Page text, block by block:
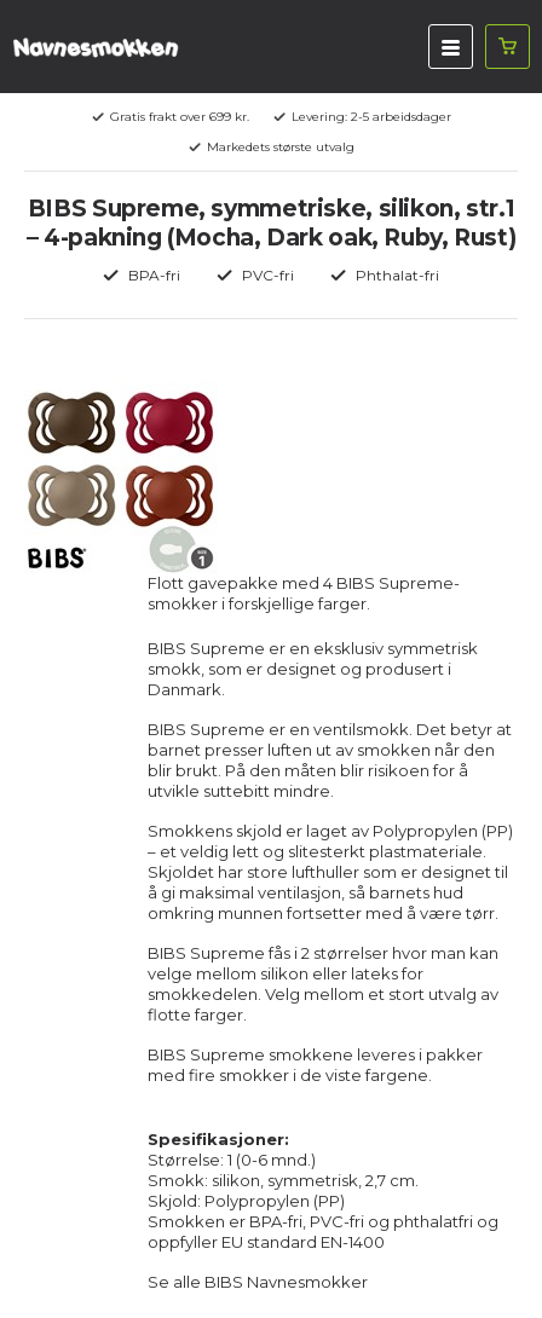
Gratis frakt over 699 kr.
Levering: 2-5 arbeidsdager
Markedets største utvalg
BIBS Supreme, symmetriske, silikon, str.1
– 4-pakning (Mocha, Dark oak, Ruby, Rust)
BPA-fri PVC-fri Phthalat-fri
Flott gavepakke med 4 BIBS Supreme-
smokker i forskjellige farger.
BIBS Supreme er en eksklusiv symmetrisk
smokk, som er designet og produsert i
Danmark.
BIBS Supreme er en ventilsmokk. Det betyr at
barnet presser luften ut av smokken når den
blir brukt. På den måten blir risikoen for å
utvikle suttebitt mindre.
Smokkens skjold er laget av Polypropylen (PP)
– et veldig lett og slitesterkt plastmateriale.
Skjoldet har store lufthuller som er designet til
å gi maksimal ventilasjon, så barnets hud
omkring munnen fortsetter med å være tørr.
BIBS Supreme fås i 2 størrelser hvor man kan
velge mellom silikon eller lateks for
smokkedelen. Velg mellom et stort utvalg av
flotte farger.
BIBS Supreme smokkene leveres i pakker
med fire smokker i de viste fargene.
Spesifikasjoner:
Størrelse: 1 (0-6 mnd.)
Smokk: silikon, symmetrisk, 2,7 cm.
Skjold: Polypropylen (PP)
Smokken er BPA-fri, PVC-fri og phthalatfri og
oppfyller EU standard EN-1400
Se alle BIBS Navnesmokker